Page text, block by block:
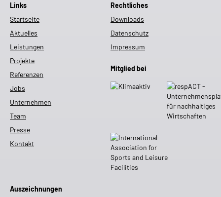
Links
Startseite
Aktuelles
Leistungen
Projekte
Referenzen
Jobs
Unternehmen
Team
Presse
Kontakt
Rechtliches
Downloads
Datenschutz
Impressum
Mitglied bei
Auszeichnungen